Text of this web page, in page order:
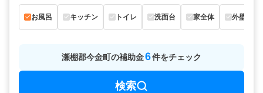
お風呂 キッチン トイレ 洗面台 家全体 外壁
瀬棚郡今金町の補助金6件をチェック
検索